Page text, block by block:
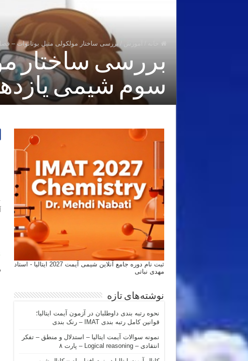
بررسی ساختار مولکولی متیل بوتانوات –
بررسی ساختار
سوم شیمی
ثبت نام دوره جامع آنلاین شیمی آیمت 2027 ایتالیا - استاد
مهدی نباتی
نوشته‌های تازه
نحوه رتبه بندی داوطلبان در آزمون آیمت ایتالیا؛
قوانین کامل رتبه بندی IMAT – رنک بندی
نمونه سوالات آیمت ایتالیا – استدلال و منطق – تفکر
انتقادی – Logical reasoning – پارت ۸